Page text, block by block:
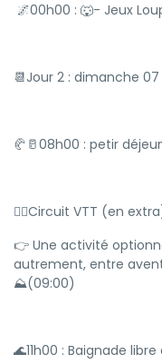
🌌00h00 : 🐺- Jeux
📆Jour 2 : dimanche 07
🥐🥛08h00 : petir
🚴‍♂️Circuit VTT (en
👉 Une activité
autrement, entre
⛰️(09:00)
🌊11h00 : Baignade